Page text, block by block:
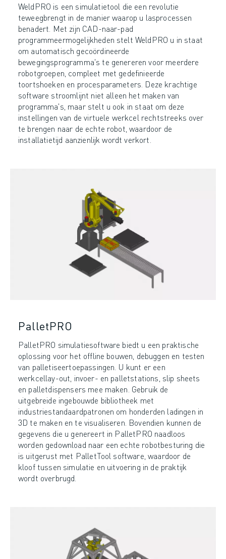
WeldPRO is een simulatietool die een revolutie
teweegbrengt in de manier waarop u lasprocessen
benadert. Met zijn CAD-naar-pad
programmeermogelijkheden stelt WeldPRO u in staat
om automatisch gecoördineerde
bewegingsprogramma's te genereren voor meerdere
robotgroepen, compleet met gedefinieerde
toortshoeken en procesparameters. Deze krachtige
software stroomlijnt niet alleen het maken van
programma's, maar stelt u ook in staat om deze
instellingen van de virtuele werkcel rechtstreeks over
te brengen naar de echte robot, waardoor de
installatietijd aanzienlijk wordt verkort.
PalletPRO
PalletPRO simulatiesoftware biedt u een praktische
oplossing voor het offline bouwen, debuggen en testen
van palletiseertoepassingen. U kunt er een
werkcellay-out, invoer- en palletstations, slip sheets
en palletdispensers mee maken. Gebruik de
uitgebreide ingebouwde bibliotheek met
industriestandaardpatronen om honderden ladingen in
3D te maken en te visualiseren. Bovendien kunnen de
gegevens die u genereert in PalletPRO naadloos
worden gedownload naar een echte robotbesturing die
is uitgerust met PalletTool software, waardoor de
kloof tussen simulatie en uitvoering in de praktijk
wordt overbrugd.